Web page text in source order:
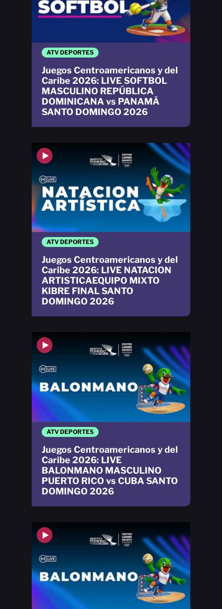
ATV DEPORTES
Juegos Centroamericanos y del
Caribe 2026: LIVE
BALONMANO MASCULINO
PUERTO RICO vs CUBA SANTO
DOMINGO 2026
ATV DEPORTES
Juegos Centroamericanos y del
Caribe 2026: LIVE NATACION
ARTISTICAEQUIPO MIXTO
KIBRE FINAL SANTO
DOMINGO 2026
ATV DEPORTES
Juegos Centroamericanos y del
Caribe 2026: LIVE SOFTBOL
MASCULINO REPÚBLICA
DOMINICANA vs PANAMÁ
SANTO DOMINGO 2026